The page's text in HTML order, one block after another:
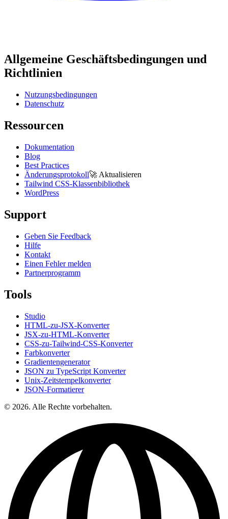
Allgemeine Geschäftsbedingungen und
Richtlinien
Nutzungsbedingungen
Datenschutz
Ressourcen
Dokumentation
Blog
Best Practices
Änderungsprotokoll🚀 Aktualisieren
Tailwind CSS-Klassenbibliothek
WordPress
Support
Geben Sie Feedback
Hilfe
Kontakt
Einen Fehler melden
Partnerprogramm
Tools
Studio
HTML-zu-JSX-Konverter
JSX-zu-HTML-Konverter
CSS-zu-Tailwind-CSS-Konverter
Farbkonverter
Gradientengenerator
JSON zu TypeScript Konverter
Unix-Zeitstempelkonverter
JSON-Formatierer
© 2026. Alle Rechte vorbehalten.